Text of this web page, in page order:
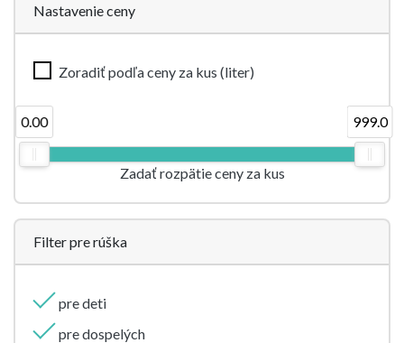
Nastavenie ceny
Zoradiť podľa ceny za kus (liter)
0.00 999.0
Zadať rozpätie ceny za kus
Filter pre rúška
pre deti
pre dospelých